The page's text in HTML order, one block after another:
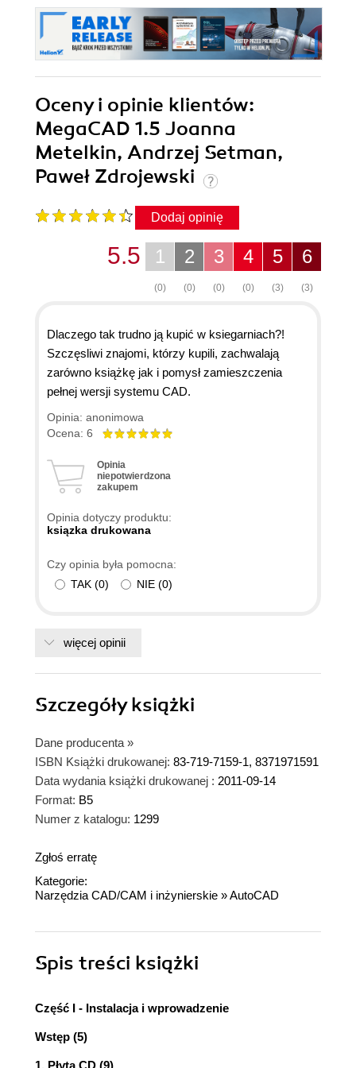
Oceny i opinie klientów:
MegaCAD 1.5 Joanna
Metelkin, Andrzej Setman,
Paweł Zdrojewski
Dodaj opinię
6
(3)
5
(3)
4
(0)
3
(0)
2
(0)
1
(0)
5.5
Dlaczego tak trudno ją kupić w ksiegarniach?!
Szczęsliwi znajomi, którzy kupili, zachwalają
zarówno książkę jak i pomysł zamieszczenia
pełnej wersji systemu CAD.
Opinia: anonimowa
Ocena: 6
Opinia
niepotwierdzona
zakupem
Opinia dotyczy produktu:
ksiązka drukowana
Czy opinia była pomocna:
TAK (0) NIE (0)
więcej opinii
Szczegółyksiążki
Dane producenta »
ISBN Książki drukowanej: 83-719-7159-1, 8371971591
Data wydania książki drukowanej : 2011-09-14
Format: B5
Numer z katalogu: 1299
Zgłoś erratę
Kategorie:
Narzędzia CAD/CAM i inżynierskie »AutoCAD
Spis treści książki
Część I - Instalacja i wprowadzenie
Wstęp (5)